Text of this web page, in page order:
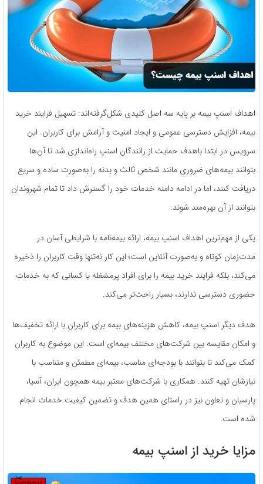
اهداف اسنپ بیمه بر پایه سه اصل کلیدی شکل‌گرفته‌اند: تسهیل فرایند خرید
بیمه، افزایش دسترسی عمومی و ایجاد امنیت و آرامش برای کاربران. این
سرویس در ابتدا باهدف حمایت از رانندگان اسنپ راه‌اندازی شد تا آن‌ها
بتوانند بیمه‌های ضروری مانند شخص ثالث و بدنه را به‌صورت ساده و سریع
دریافت کنند، اما در ادامه دامنه خدمات خود را گسترش داد تا تمام شهروندان
بتوانند از آن بهره‌مند شوند.
یکی از مهم‌ترین اهداف اسنپ بیمه، ارائه بیمه‌نامه با شرایطی آسان در
مدت‌زمان کوتاه و به‌صورت آنلاین است؛ این کار نه‌تنها وقت کاربران را ذخیره
می‌کند، بلکه فرایند خرید بیمه را برای افراد پرمشغله یا کسانی که به خدمات
حضوری دسترسی ندارند، بسیار راحت‌تر می‌کند.
هدف دیگر اسنپ بیمه، کاهش هزینه‌های بیمه برای کاربران با ارائه تخفیف‌ها
و امکان مقایسه بین شرکت‌های مختلف بیمه‌ای است. این موضوع به کاربران
کمک می‌کند تا بتوانند با بودجه‌ای مناسب، بیمه‌ای مطمئن و متناسب با
نیازشان تهیه کنند. همکاری با شرکت‌های معتبر بیمه همچون ایران، آسیا،
پارسیان و تعاون نیز در راستای همین هدف و تضمین کیفیت خدمات انجام
شده است.
مزایا خرید از اسنپ بیمه